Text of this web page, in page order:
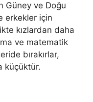
Güney ve Doğu
erkekler için
kızlardan daha
ve matematik
bırakırlar,
küçüktür.